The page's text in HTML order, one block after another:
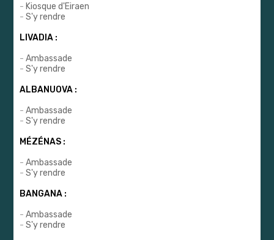
- Kiosque d'Eiraen
-S'y rendre
LIVADIA :
-Ambassade
-S'y rendre
ALBANUOVA :
-Ambassade
-S'y rendre
MÉZÉNAS :
-Ambassade
-S'y rendre
BANGANA :
-Ambassade
-S'y rendre